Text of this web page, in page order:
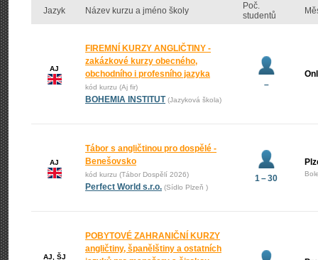
Jazyk Název kurzu a jméno školy
Poč.
studentů
AJ
FIREMNÍ KURZY ANGLIČTINY -
zakázkové kurzy obecného,
obchodního i profesního jazyka
kód kurzu (Aj fir)
BOHEMIA INSTITUT (Jazyková škola)
–
AJ
Tábor s angličtinou pro dospělé -
Benešovsko
kód kurzu (Tábor Dospělí 2026)
Perfect World s.r.o. (Sídlo Plzeň )
1 – 30
AJ, ŠJ
POBYTOVÉ ZAHRANIČNÍ KURZY
angličtiny, španělštiny a ostatních